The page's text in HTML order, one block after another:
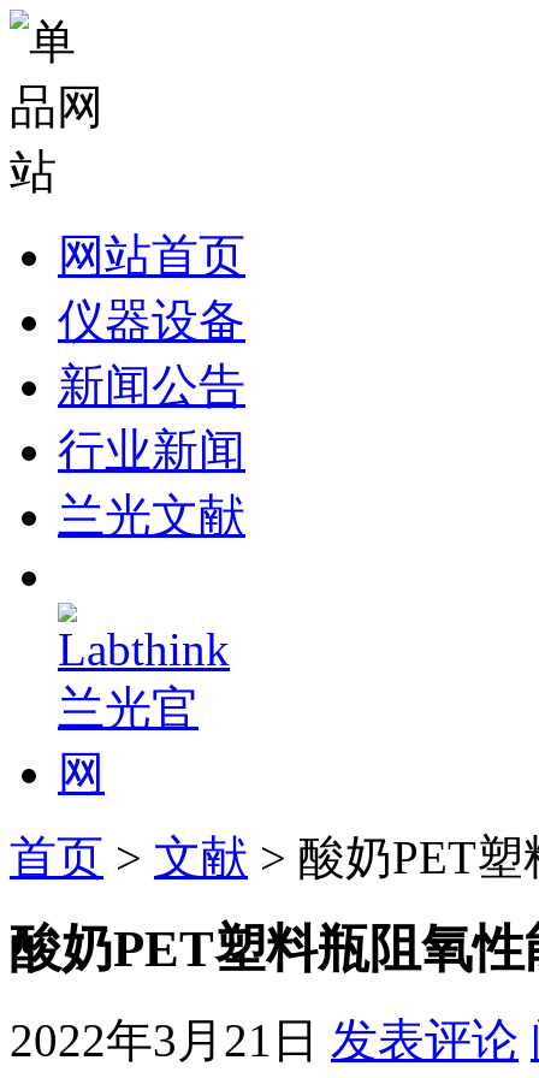
网站首页
仪器设备
新闻公告
行业新闻
兰光文献
首页 > 文献 > 酸奶PET
酸奶PET塑料瓶阻氧
2022年3月21日 发表评论